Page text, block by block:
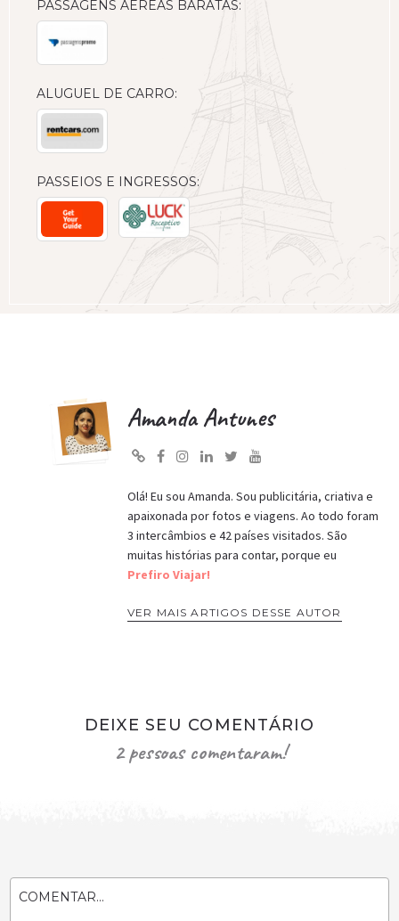
PASSAGENS AÉREAS BARATAS:
ALUGUEL DE CARRO:
PASSEIOS E INGRESSOS:
Amanda Antunes
Olá! Eu sou Amanda. Sou publicitária, criativa e
apaixonada por fotos e viagens. Ao todo foram
3 intercâmbios e 42 países visitados. São
muitas histórias para contar, porque eu
Prefiro Viajar!
VER MAIS ARTIGOS DESSE AUTOR
DEIXE SEU COMENTÁRIO
2 pessoas comentaram!
COMENTAR...